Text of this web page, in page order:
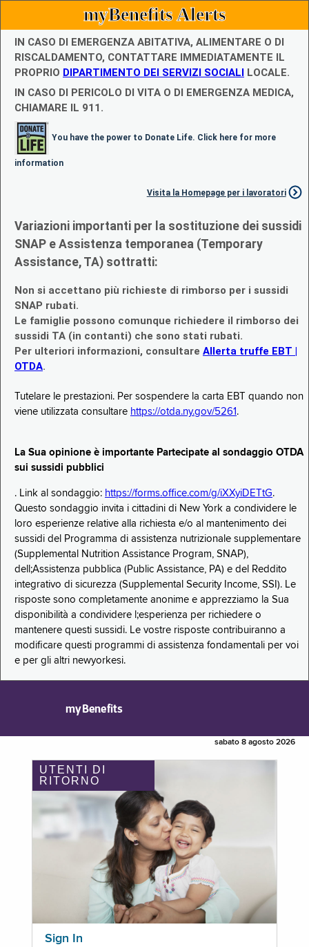
myBenefits Alerts
IN CASO DI EMERGENZA ABITATIVA, ALIMENTARE O DI
RISCALDAMENTO, CONTATTARE IMMEDIATAMENTE IL
PROPRIO DIPARTIMENTO DEI SERVIZI SOCIALI LOCALE.
IN CASO DI PERICOLO DI VITA O DI EMERGENZA MEDICA,
CHIAMARE IL 911.
You have the power to Donate Life. Click here for more
information
Visita la Homepage per i lavoratori
Variazioni importanti per la sostituzione dei sussidi
SNAP e Assistenza temporanea (Temporary
Assistance, TA) sottratti:
Non si accettano più richieste di rimborso per i sussidi
SNAP rubati.
Le famiglie possono comunque richiedere il rimborso dei
sussidi TA (in contanti) che sono stati rubati.
Per ulteriori informazioni, consultare Allerta truffe EBT |
OTDA.
Tutelare le prestazioni. Per sospendere la carta EBT quando non
viene utilizzata consultare https://otda.ny.gov/5261 .
La Sua opinione è importante Partecipate al sondaggio OTDA
sui sussidi pubblici
. Link al sondaggio: https://forms.office.com/g/iXXyiDETtG.
Questo sondaggio invita i cittadini di New York a condividere le
loro esperienze relative alla richiesta e/o al mantenimento dei
sussidi del Programma di assistenza nutrizionale supplementare
(Supplemental Nutrition Assistance Program, SNAP),
dell;Assistenza pubblica (Public Assistance, PA) e del Reddito
integrativo di sicurezza (Supplemental Security Income, SSI). Le
risposte sono completamente anonime e apprezziamo la Sua
disponibilità a condividere l;esperienza per richiedere o
mantenere questi sussidi. Le vostre risposte contribuiranno a
modificare questi programmi di assistenza fondamentali per voi
e per gli altri newyorkesi.
myBenefits
sabato 8 agosto 2026
UTENTI DI
RITORNO
Sign In